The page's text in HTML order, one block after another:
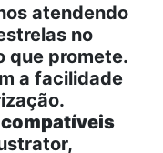
atendendo
no
que promete.
a facilidade